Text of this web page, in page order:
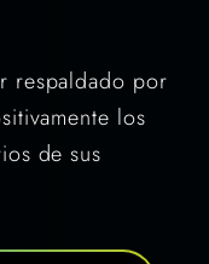
respaldado por
los
de sus